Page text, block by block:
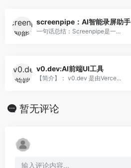
screenpipe：AI智能录屏助手
一句话总结：Screenpipe是一...
v0.dev:AI前端UI工具
【简介】： v0.dev 是由Verce...
暂无评论